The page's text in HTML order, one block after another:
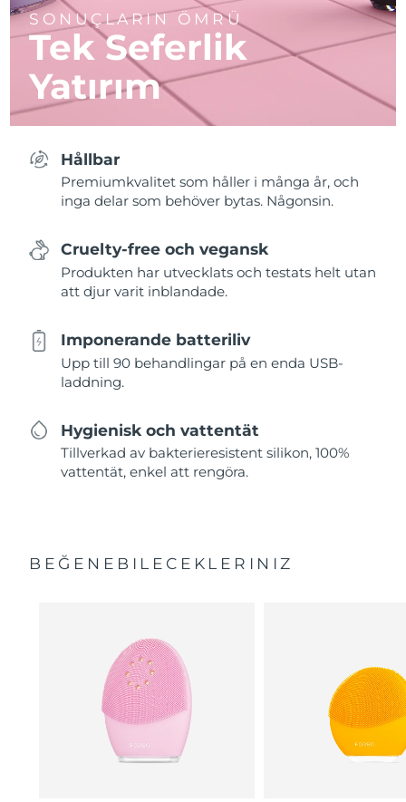
SONUÇLARIN ÖMRÜ
Tek Seferlik
Yatırım
Hållbar
Premiumkvalitet som håller i många år, och
inga delar som behöver bytas. Någonsin.
Cruelty-free och vegansk
Produkten har utvecklats och testats helt utan
att djur varit inblandade.
Imponerande batteriliv
Upp till 90 behandlingar på en enda USB-
laddning.
Hygienisk och vattentät
Tillverkad av bakterieresistent silikon, 100%
vattentät, enkel att rengöra.
BEĞENEBILECEKLERINIZ